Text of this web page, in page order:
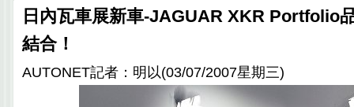
日內瓦車展新車-JAGUAR XKR Portfolio
結合！
AUTONET記者：明以(03/07/2007星期三)